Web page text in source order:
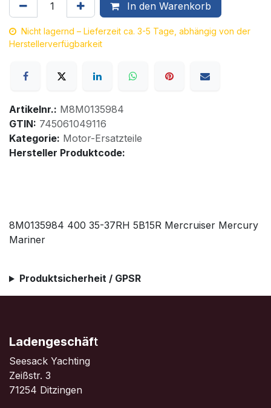
In den Warenkorb
Nicht lagernd – Lieferzeit ca. 3-5 Tage, abhängig von der
Herstellerverfügbarkeit
Artikelnr.: M8M0135984
GTIN: 745061049116
Kategorie: Motor-Ersatzteile
Hersteller Produktcode:
8M0135984 400 35-37RH 5B15R Mercruiser Mercury
Mariner
Produktsicherheit / GPSR
Ladengeschäft
Seesack Yachting
Zeißstr. 3
71254 Ditzingen